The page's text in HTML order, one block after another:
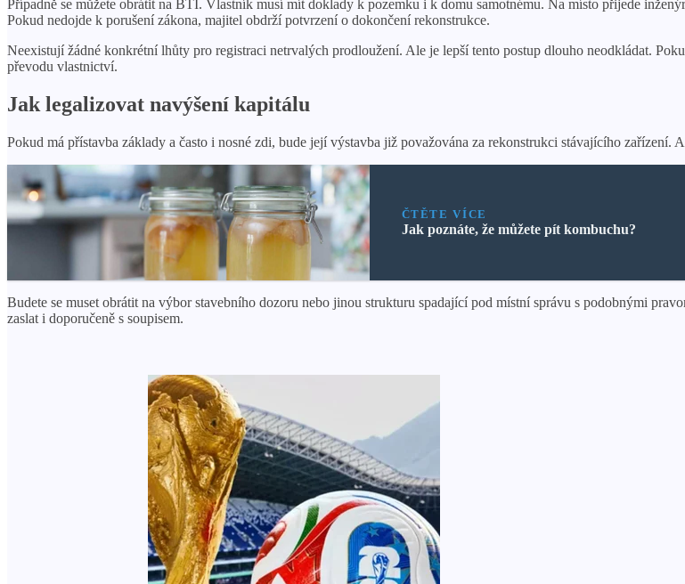
Případně se můžete obrátit na BTI. Vlastník musí mít doklady k pozemku i k domu samotnému. Na místo přijede
Pokud nedojde k porušení zákona, majitel obdrží potvrzení o dokončení rekonstrukce.
Neexistují žádné konkrétní lhůty pro registraci netrvalých prodloužení. Ale je lepší tento postup dlouho neodkládat.
převodu vlastnictví.
Jak legalizovat navýšení kapitálu
Pokud má přístavba základy a často i nosné zdi, bude její výstavba již považována za rekonstrukci stávajícího zařízení.
ČTĚTE VÍCE
Jak poznáte, že můžete pít kombuchu?
Budete se muset obrátit na výbor stavebního dozoru nebo jinou strukturu spadající pod místní správu s podobnými
zaslat i doporučeně s soupisem.